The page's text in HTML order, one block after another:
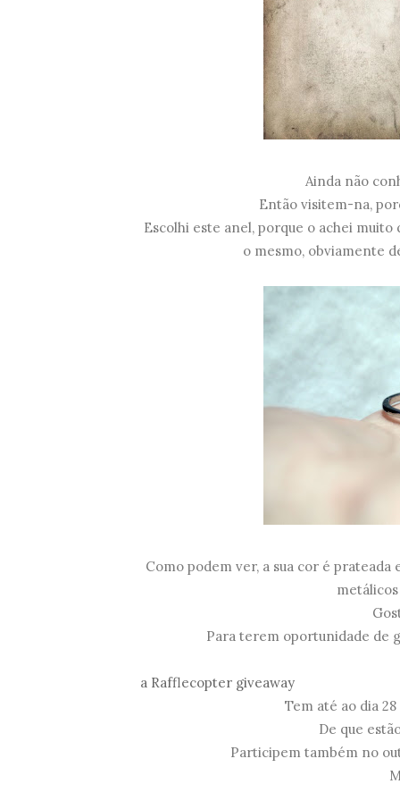
Ainda não
Então visitem-na,
Escolhi este anel, porque o achei muito
o mesmo, obviamente
Como podem ver, a sua cor é prateada
Para terem oportunidade de
a Rafflecopter giveaway
Tem até ao dia
De que
Participem também no